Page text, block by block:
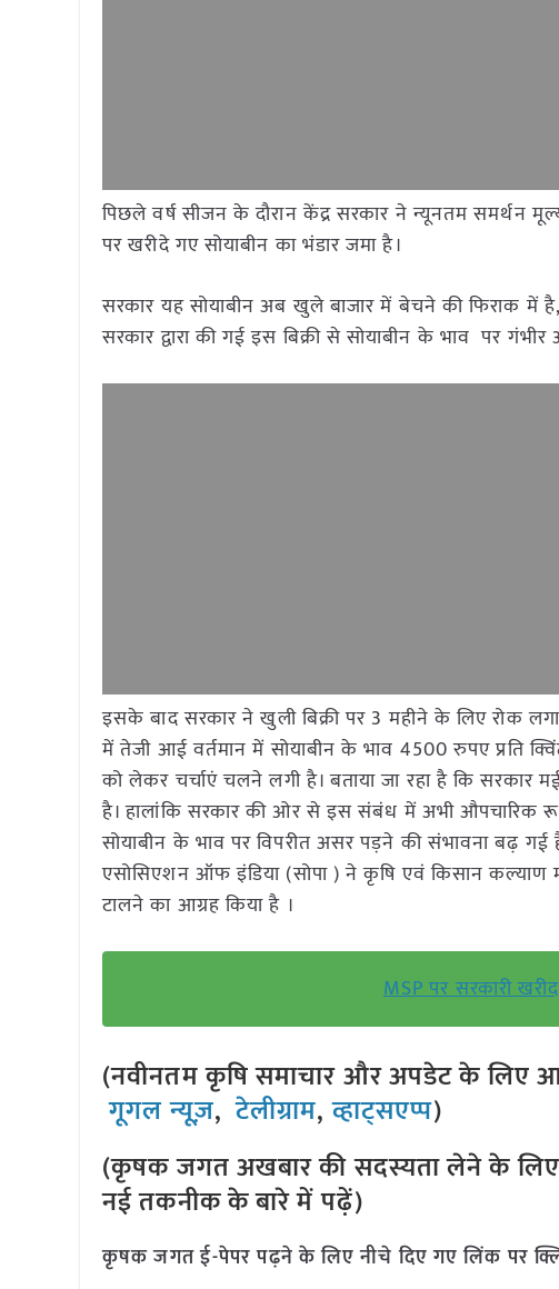
पिछले वर्ष सीजन के दौरान केंद्र सरकार ने न्यूनतम समर्थन
पर खरीदे गए सोयाबीन का भंडार जमा है।
सरकार यह सोयाबीन अब खुले बाजार में बेचने की फिराक में
सरकार द्वारा की गई इस बिक्री से सोयाबीन के भाव पर
इसके बाद सरकार ने खुली बिक्री पर 3 महीने के लिए रोक
में तेजी आई वर्तमान में सोयाबीन के भाव 4500 रुपए प्रति
को लेकर चर्चाएं चलने लगी है। बताया जा रहा है कि
है। हालांकि सरकार की ओर से इस संबंध में अभी औपचारिक
सोयाबीन के भाव पर विपरीत असर पड़ने की संभावना बढ़ गई
एसोसिएशन ऑफ इंडिया (सोपा ) ने कृषि एवं किसान कल्याण
टालने का आग्रह किया है ।
MSP पर सरकारी
(नवीनतम कृषि समाचार और अपडेट के
गूगल न्यूज़,टेलीग्राम,व्हाट्सएप्प)
(कृषक जगत अखबार की सदस्यता लेने के
नई तकनीक के बारे में पढ़ें)
कृषक जगत ई-पेपर पढ़ने के लिए नीचे दिए गए लिंक पर